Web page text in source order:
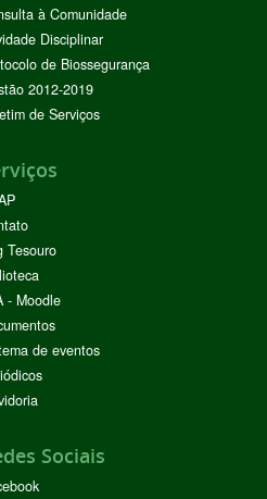
à Comunidade
Disciplinar
de Biossegurança
2012-2019
de Serviços
Tesouro
- Moodle
de eventos
Sociais